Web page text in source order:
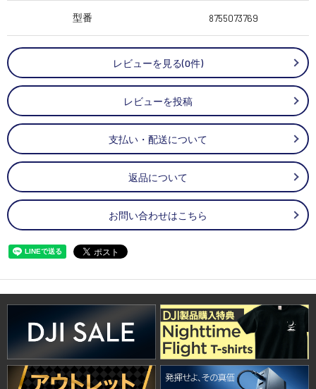
型番 8755073769
レビューを見る(0件)
レビューを投稿
支払い・配送について
返品について
お問い合わせはこちら